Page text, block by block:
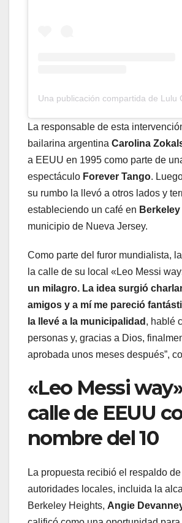
Una publicación compartida de Lulu
La responsable de esta
bailarina argentina Carolina
a EEUU en 1995 como parte de
espectáculo Forever Tango.
su rumbo la llevó a otros lados y
estableciendo un café en
municipio de Nueva Jersey.
Como parte del furor mundialista,
la calle de su local «Leo Messi
un milagro. La idea surgió
amigos y a mí me pareció
la llevé a la municipalidad , hablé
personas y, gracias a Dios,
aprobada unos meses después”,
«Leo Messi
calle de EEUU
nombre del 10
La propuesta recibió el respaldo
autoridades locales, incluida la
Berkeley Heights, Angie